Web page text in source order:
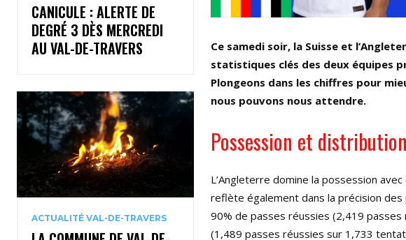
CANICULE : ALERTE DE
DEGRÉ 3 DÈS MERCREDI
AU VAL-DE-TRAVERS
ACTUALITÉ VAL-DE-TRAVERS
Ce samedi soir, la Suisse et
statistiques clés des deux équipes
Plongeons dans les chiffres pour
nous pouvons nous attendre.
Possession et distribution
L’Angleterre domine la possession
reflète également dans la précision
90% de passes réussies (2,419
(1,489 passes réussies sur 1,733